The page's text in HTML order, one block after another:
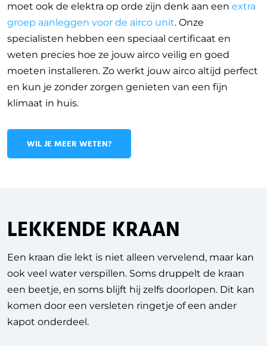
moet ook de elektra op orde zijn denk aan een extra
groep aanleggen voor de airco unit. Onze
specialisten hebben een speciaal certificaat en
weten precies hoe ze jouw airco veilig en goed
moeten installeren. Zo werkt jouw airco altijd perfect
en kun je zonder zorgen genieten van een fijn
klimaat in huis.
WIL JE MEER WETEN?
LEKKENDE KRAAN
Een kraan die lekt is niet alleen vervelend, maar kan
ook veel water verspillen. Soms druppelt de kraan
een beetje, en soms blijft hij zelfs doorlopen. Dit kan
komen door een versleten ringetje of een ander
kapot onderdeel.